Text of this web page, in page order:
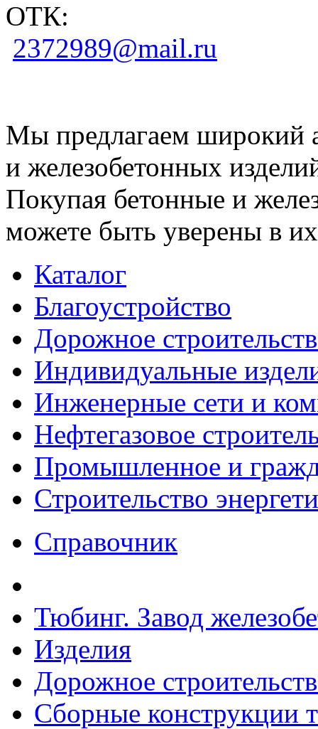
ОТК:
2372989@mail.ru
Мы предлагаем широкий
и железобетонных
Покупая бетонные и
можете быть уверены в их
Каталог
Благоустройство
Дорожное
Индивидуальные
Инженерные сети и
Нефтегазовое
Промышленное и
Строительство
Справочник
Тюбинг. Завод
Изделия
Дорожное
Сборные конструкции